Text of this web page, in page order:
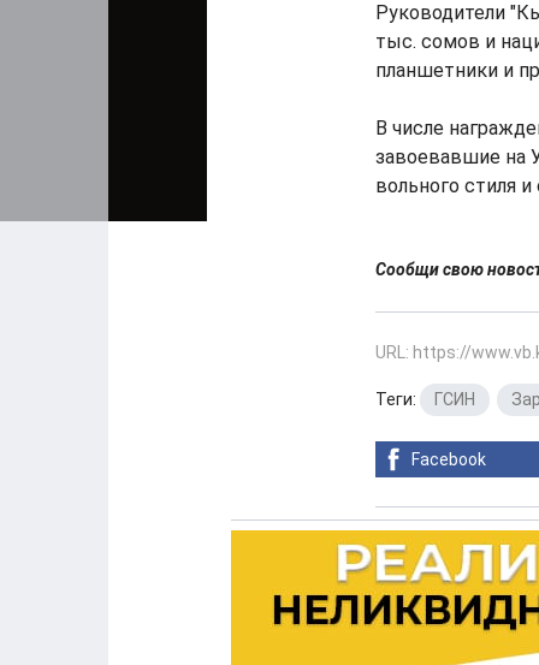
Руководители
тыс. сомов и
планшетники и
В числе
завоевавшие на
вольного стиля
Сообщи свою
URL: https://
Теги: ГСИН
Facebook